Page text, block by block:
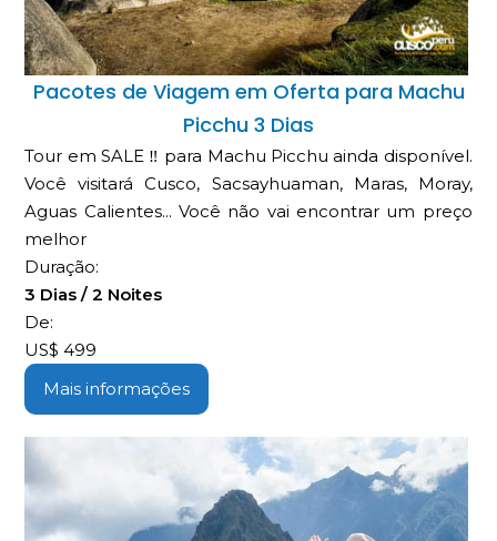
Pacotes de Viagem em Oferta para Machu
Picchu 3 Dias
Tour em SALE ‼ para Machu Picchu ainda disponível.
Você visitará Cusco, Sacsayhuaman, Maras, Moray,
Aguas Calientes... Você não vai encontrar um preço
melhor
Duração:
3 Dias / 2 Noites
De:
US$499
Mais informações